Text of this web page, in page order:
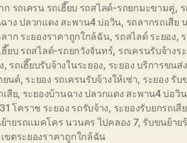
ก รถเครน รถเฮี๊ยบ รถสไลด์-รถยกมะขามคู่,
าง ปลวกแดง สะพาน4 บ่อวิน, รถลากรถเสีย
าก ระยองราคาถูกใกล้ฉัน, รถสไลด์ ระยอง,
ฮี๊ยบ รถสไลด์-รถยกวังจันทร์, รถเครนรับจ้างร
, รถเฮี๊ยบรับจ้างในระยอง, ระยอง บริการขนส่
ยนต์, ระยอง รถเครนรับจ้างให้เช่า, ระยอง รับ
สีย, ระยองบ้านฉาง ปลวกแดง สะพาน4 บ่อวิ
โคราช ระยอง รถรับจ้าง, ระยองรับยกรถเสีย
ายรถแมคโคร นวนคร ไปคลอง 7, รับขนย้าย
ขตระยองราคาถูกใกล้ฉัน